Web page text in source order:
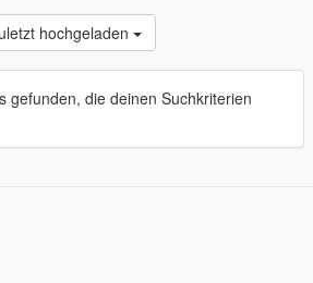
hochgeladen
gefunden, die deinen Suchkriterien